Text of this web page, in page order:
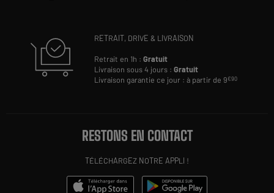
RETRAIT, DRIVE & LIVRAISON
Retrait en 1h :Gratuit
Livraison sous 4 jours :Gratuit
Livraison garantie ce jour : à partir de 9€90
RESTONS EN CONTACT
TÉLÉCHARGEZ NOTRE APPLI !